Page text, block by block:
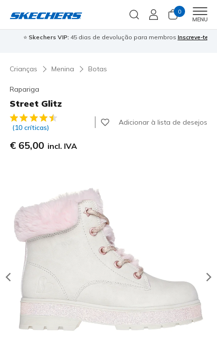
0
MENU
Skechers VIP:45 dias de devolução para membrosInscreve-te⭐
Crianças Menina Botas
Rapariga
Street Glitz
4$7 de 5 – Classificação do cliente
(10 críticas)
Adicionar à lista de desejos
€ 65,00 incl. IVA